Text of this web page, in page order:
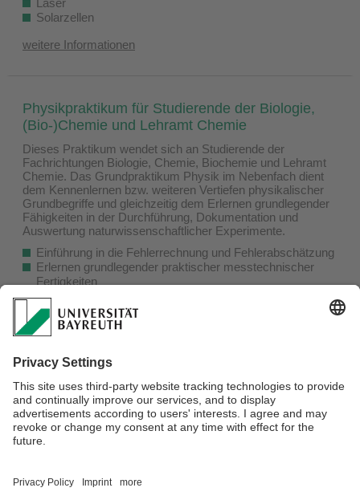
Solarzellen
weitere Informationen
Physikpraktikum für Studierende der Biologie,
(Bio-)Chemie und Lehramt Chemie
Dieses Praktikum wendet sich an Studierende der
Fachrichtungen Biologie, Chemie, Biochemie und Lehramt
Chemie. Das Grundpraktikum Physik im Nebenfach dient
dem Kennenlernen bzw. weiteren Vertiefen physikalischer
Grundbegriffe und gleichzeitig dem Erlernen grundlegender
Fähigkeiten in der Durchführung, Dokumentation und
Auswertung naturwissenschaftlicher Experimente.
Einführung in die Fehlerrechnung und Fehlerabschätzung
Erlernen grundlegender praktischer messtechnischer
Fertigkeiten
Funktionsweise und Bedienung grundlegender Messgeräte
Kennenlernen und Vertiefen messtechnischer Prozesse und
physikalischer Grundbegriffe
Saubere Dokumentation und Auswertung
Kritische Beurteilung des eigenen Messergebnisses
weitere Informationen